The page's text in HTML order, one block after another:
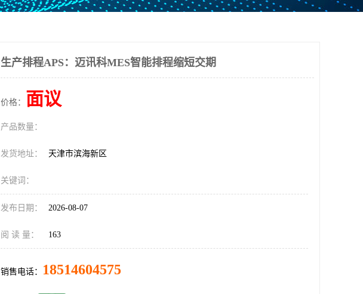
生产排程APS：迈讯科MES智能排程缩短交期
价格： 面议
产品数量：
发货地址： 天津市滨海新区
关键词：
发布日期： 2026-08-07
阅 读 量： 163
销售电话： 18514604575